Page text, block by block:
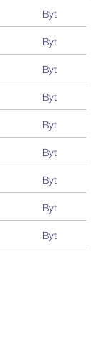
Byt
Byt
Byt
Byt
Byt
Byt
Byt
Byt
Byt